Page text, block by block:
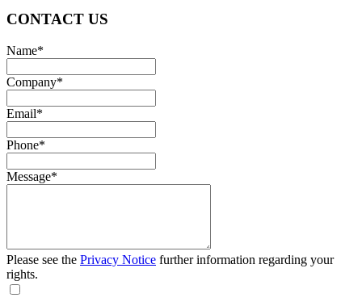
CONTACT US
Name*
Company*
Email*
Phone*
Message*
Please see the Privacy Notice further information regarding your
rights.